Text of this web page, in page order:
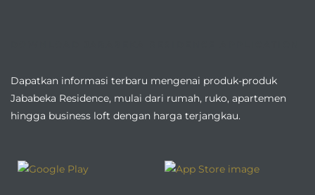
Dapatkan informasi terbaru mengenai produk-produk
Jababeka Residence, mulai dari rumah, ruko, apartemen
hingga business loft dengan harga terjangkau.